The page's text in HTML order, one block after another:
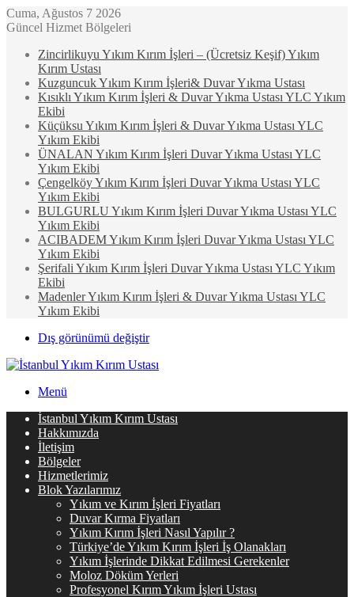
Cuma, Ağustos 7 2026
Güncel Hizmet Bölgeleri
Zincirlikuyu Yıkım Kırım İşleri – (Ücretsiz Keşif) Yıkım
Kırım Ustası
Kuzguncuk Yıkım Kırım İşleri& Duvar Yıkma Ustası
Kısıklı Yıkım Kırım İşleri & Duvar Yıkma Ustası YLC Yıkım
Ekibi
Küçüksu Yıkım Kırım İşleri & Duvar Yıkma Ustası YLC
Yıkım Ekibi
ÜNALAN Yıkım Kırım İşleri Duvar Yıkma Ustası YLC
Yıkım Ekibi
Çengelköy Yıkım Kırım İşleri Duvar Yıkma Ustası YLC
Yıkım Ekibi
BULGURLU Yıkım Kırım İşleri Duvar Yıkma Ustası YLC
Yıkım Ekibi
ACIBADEM Yıkım Kırım İşleri Duvar Yıkma Ustası YLC
Yıkım Ekibi
Şerifali Yıkım Kırım İşleri Duvar Yıkma Ustası YLC Yıkım
Ekibi
Madenler Yıkım Kırım İşleri & Duvar Yıkma Ustası YLC
Yıkım Ekibi
Dış görünümü değiştir
Menü
İstanbul Yıkım Kırım Ustası
Hakkımızda
İletişim
Bölgeler
Hizmetlerimiz
Blok Yazılarımız
Yıkım ve Kırım İşleri Fiyatları
Duvar Kırma Fiyatları
Yıkım Kırım İşleri Nasıl Yapılır ?
Türkiye’de Yıkım Kırım İşleri İş Olanakları
Yıkım İşlerinde Dikkat Edilmesi Gerekenler
Moloz Döküm Yerleri
Profesyonel Kırım Yıkım İşleri Ustası